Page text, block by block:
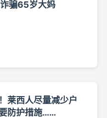
骗65岁大妈
莱西人尽量减少户
防护措施……